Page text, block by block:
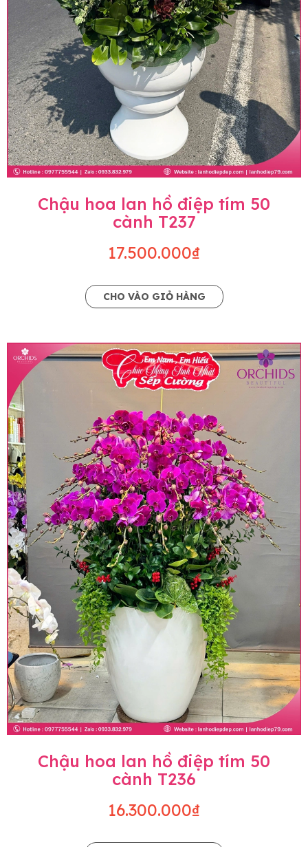
Chậu hoa lan hồ điệp tím 50
cành T237
17.500.000₫
CHO VÀO GIỎ HÀNG
Chậu hoa lan hồ điệp tím 50
cành T236
16.300.000₫